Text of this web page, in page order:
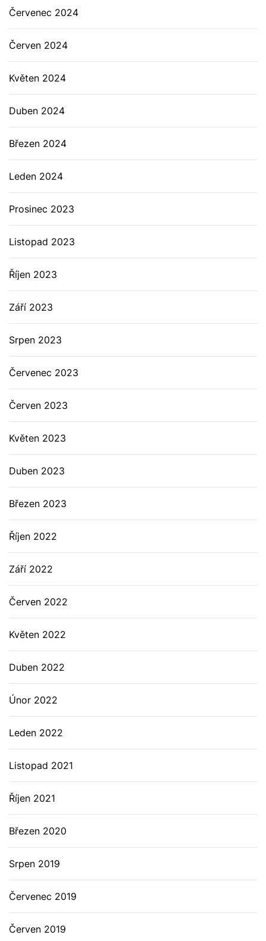
Červenec 2024
Červen 2024
Květen 2024
Duben 2024
Březen 2024
Leden 2024
Prosinec 2023
Listopad 2023
Říjen 2023
Září 2023
Srpen 2023
Červenec 2023
Červen 2023
Květen 2023
Duben 2023
Březen 2023
Říjen 2022
Září 2022
Červen 2022
Květen 2022
Duben 2022
Únor 2022
Leden 2022
Listopad 2021
Říjen 2021
Březen 2020
Srpen 2019
Červenec 2019
Červen 2019